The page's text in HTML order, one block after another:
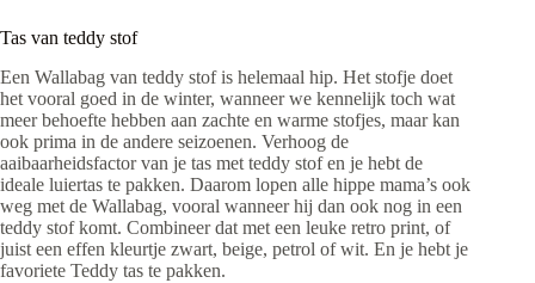
Tas van teddy stof
Een Wallabag van teddy stof is helemaal hip. Het stofje doet
het vooral goed in de winter, wanneer we kennelijk toch wat
meer behoefte hebben aan zachte en warme stofjes, maar kan
ook prima in de andere seizoenen. Verhoog de
aaibaarheidsfactor van je tas met teddy stof en je hebt de
ideale luiertas te pakken. Daarom lopen alle hippe mama’s ook
weg met de Wallabag, vooral wanneer hij dan ook nog in een
teddy stof komt. Combineer dat met een leuke retro print, of
juist een effen kleurtje zwart, beige, petrol of wit. En je hebt je
favoriete Teddy tas te pakken.